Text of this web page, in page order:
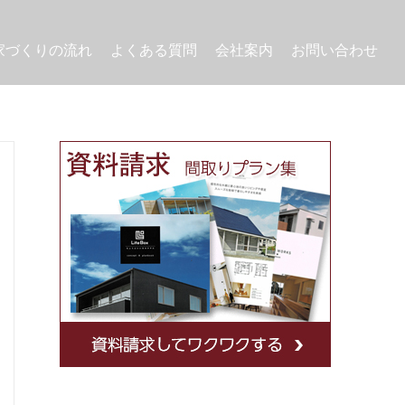
づくりの流れ よくある質問 会社案内 お問い合わせ